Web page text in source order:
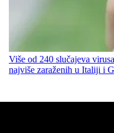
Više od 240 slučajeva
najviše zaraženih u Italiji i